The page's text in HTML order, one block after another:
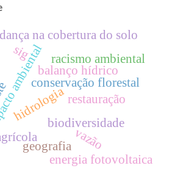
conservação florestal
biodiversidade
na cobertura do solo
vazão
balanço hídrico
hidrologia restauração
racismo ambiental
geografia
energia fotovoltaica
sig